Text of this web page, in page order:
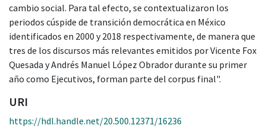
cambio social. Para tal efecto, se contextualizaron los
periodos cúspide de transición democrática en México
identificados en 2000 y 2018 respectivamente, de manera que
tres de los discursos más relevantes emitidos por Vicente Fox
Quesada y Andrés Manuel López Obrador durante su primer
año como Ejecutivos, forman parte del corpus final".
URI
https://hdl.handle.net/20.500.12371/16236